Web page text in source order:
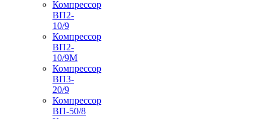
Компрессор
ВП2-
10/9
Компрессор
ВП2-
10/9М
Компрессор
ВП3-
20/9
Компрессор
ВП-50/8